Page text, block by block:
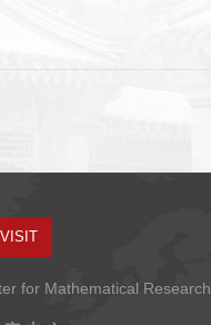
for Mathematical Research.